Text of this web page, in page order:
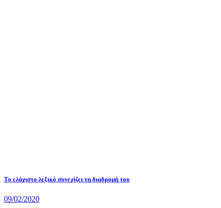
Το ελάχιστο λεξικό συνεχίζει τη διαδρομή του
09/02/2020